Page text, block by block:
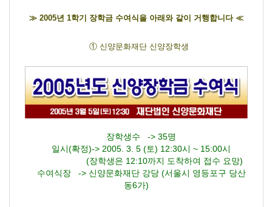
≫ 2005년 1학기 장학금 수여식을 아래와 같이 거행합니다 ≪
① 신양문화재단 신양장학생
장학생수 -> 35명
일시(확정)-> 2005. 3. 5 (토) 12:30시 ~ 15:00시
(장학생은 12:10까지 도착하여 접수 요망)
수여식장 -> 신양문화재단 강당 (서울시 영등포구 당산
동6가)